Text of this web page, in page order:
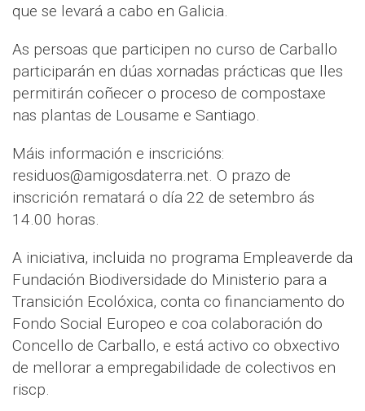
que se levará a cabo en Galicia.
As persoas que participen no curso de Carballo
participarán en dúas xornadas prácticas que lles
permitirán coñecer o proceso de compostaxe
nas plantas de Lousame e Santiago.
Máis información e inscricións:
residuos@amigosdaterra.net. O prazo de
inscrición rematará o día 22 de setembro ás
14.00 horas.
A iniciativa, incluida no programa Empleaverde da
Fundación Biodiversidade do Ministerio para a
Transición Ecolóxica, conta co financiamento do
Fondo Social Europeo e coa colaboración do
Concello de Carballo, e está activo co obxectivo
de mellorar a empregabilidade de colectivos en
riscp.